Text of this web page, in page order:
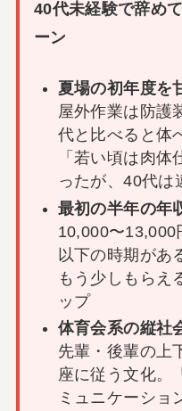
40代未経験で辞め
ーン
夏場の初年度を
屋外作業は防護
代と比べると体
「若い頃は肉
ったが、40代は
最初の半年の年
10,000〜13,000
以下の時期があ
もう少しもらえ
ップ
体育会系の縦社
先輩・後輩の上
座に従う文化。
ミュニケーショ